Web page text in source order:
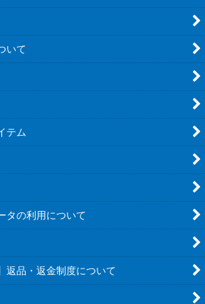
いて
テム
タの利用について
返品・返金制度について